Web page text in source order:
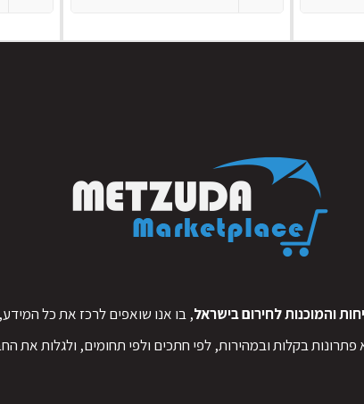
והמוכנות לחירום בישראל, בו אנו שואפים לרכז את כל
בקלות ובמהירות, לפי חתכים ולפי תחומים, ולגלות את